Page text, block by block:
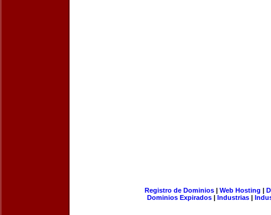
Registro de Dominios| Web Hosting |
Dominios Expirados | Industrias |